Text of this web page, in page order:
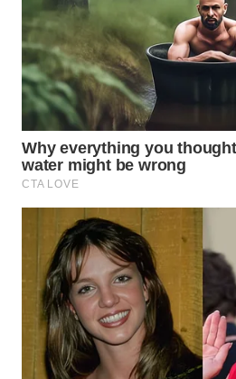
WN
KARAWANG
WN
BEKASI
WN
BOGOR
WN
DEPOK
WN
TAPANULI
UTARA
WN